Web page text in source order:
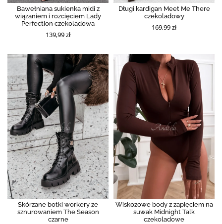
Bawełniana sukienka midi z
wiązaniem i rozcięciem Lady
Perfection czekoladowa
139,99 zł
Długi kardigan Meet Me There
czekoladowy
169,99 zł
Skórzane botki workery ze
sznurowaniem The Season
czarne
Wiskozowe body z zapięciem na
suwak Midnight Talk
czekoladowe